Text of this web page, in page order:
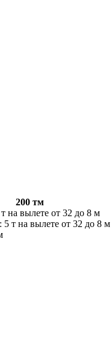
200 тм
6 т на вылете от 32
т на вылете от 32 до 8 м